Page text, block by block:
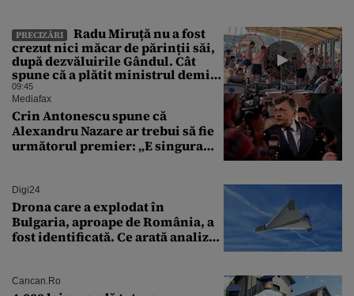
PRECIZĂRI
Radu Miruță nu a fost
crezut nici măcar de părinții săi,
după dezvăluirile Gândul. Cât
spune că a plătit ministrul demis
pentru vacanța la 5 stele în Turcia
09:45
Mediafax
Crin Antonescu spune că
Alexandru Nazare ar trebui să fie
următorul premier: „E singura
Digi24
Drona care a explodat în
Bulgaria, aproape de România, a
fost identificată. Ce arată analiza
Cancan.ro